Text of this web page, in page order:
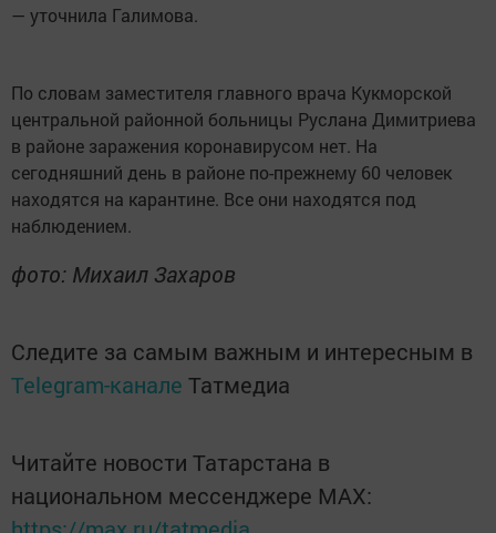
— уточнила Галимова.
По словам заместителя главного врача Кукморской
центральной районной больницы Руслана Димитриева
в районе заражения коронавирусом нет. На
сегодняшний день в районе по-прежнему 60 человек
находятся на карантине. Все они находятся под
наблюдением.
фото: Михаил Захаров
Следите за самым важным и интересным в
Telegram-канале Татмедиа
Читайте новости Татарстана в
национальном мессенджере MАХ: